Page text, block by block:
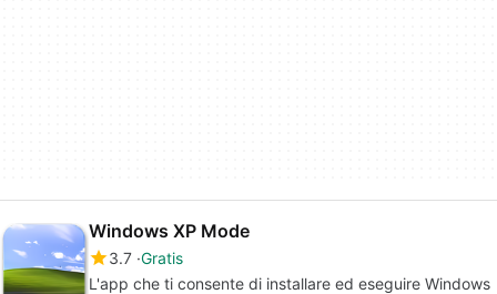
Windows XP Mode
3.7 Gratis
L'app che ti consente di installare ed eseguire Windows